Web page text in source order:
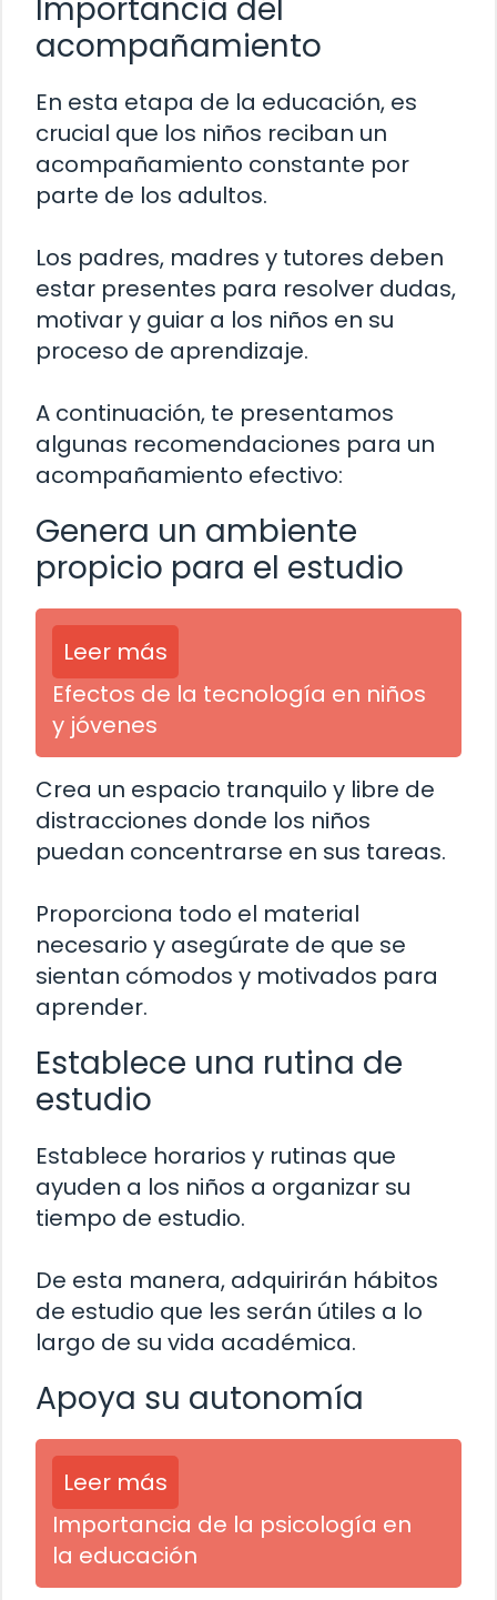
Importancia del
acompañamiento
En esta etapa de la educación, es
crucial que los niños reciban un
acompañamiento constante por
parte de los adultos.
Los padres, madres y tutores deben
estar presentes para resolver dudas,
motivar y guiar a los niños en su
proceso de aprendizaje.
A continuación, te presentamos
algunas recomendaciones para un
acompañamiento efectivo:
Genera un ambiente
propicio para el estudio
Leer más
Efectos de la tecnología en niños
y jóvenes
Crea un espacio tranquilo y libre de
distracciones donde los niños
puedan concentrarse en sus tareas.
Proporciona todo el material
necesario y asegúrate de que se
sientan cómodos y motivados para
aprender.
Establece una rutina de
estudio
Establece horarios y rutinas que
ayuden a los niños a organizar su
tiempo de estudio.
De esta manera, adquirirán hábitos
de estudio que les serán útiles a lo
largo de su vida académica.
Apoya su autonomía
Leer más
Importancia de la psicología en
la educación